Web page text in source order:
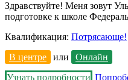
Здравствуйте! Меня зовут
подготовке к школе
Квалификация: Потрясающе!
В центре
или
Онлайн
Узнать подробности